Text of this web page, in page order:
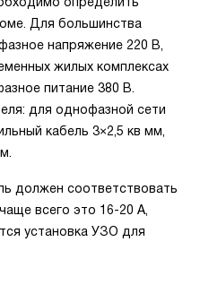
Для большинства
напряжение 220 В,
жилых комплексах
питание 380 В.
для однофазной сети
кабель 3×2,5 кв мм,
должен соответствовать
всего это 16-20 А,
установка УЗО для